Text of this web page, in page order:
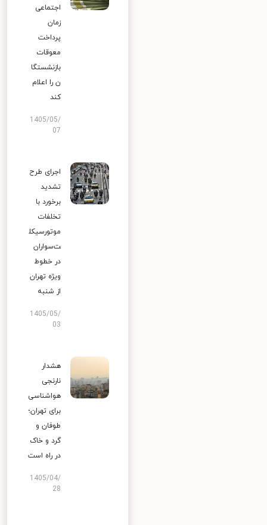
اجتماعی
زمان
پرداخت
معوقات
بازنشستگا
ن را اعلام
کند
1405/05/
07
اجرای طرح
تشدید
برخورد با
تخلفات
موتورسیکل
ت‌سواران
در خطوط
ویژه تهران
از شنبه
1405/05/
03
هشدار
نارنجی
هواشناسی
برای تهران؛
طوفان و
گرد و خاک
در راه است
1405/04/
28